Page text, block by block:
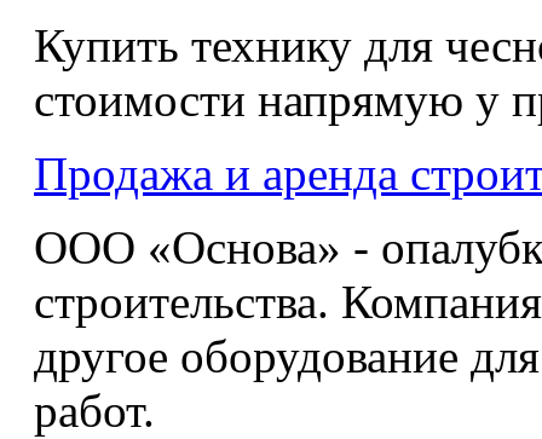
Купить технику для
стоимости напрямую у
Продажа и аренда
ООО «Основа» -
строительства.
другое оборудование
работ.